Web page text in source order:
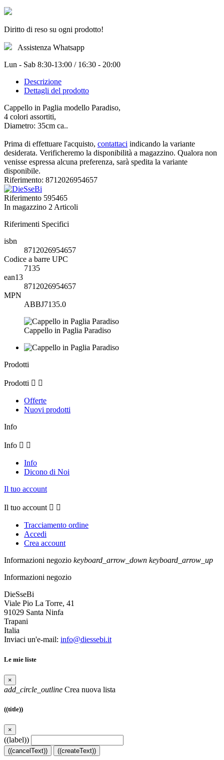
Diritto di reso su ogni prodotto!
Assistenza Whatsapp
Lun - Sab 8:30-13:00 / 16:30 - 20:00
Descrizione
Dettagli del prodotto
Cappello in Paglia modello Paradiso,
4 colori assortiti,
Diametro: 35cm ca..
Prima di effettuare l'acquisto, contattaci indicando la variante
desiderata. Verificheremo la disponibilità a magazzino. Qualora non
venisse espressa alcuna preferenza, sarà spedita la variante
disponibile.
Riferimento: 8712026954657
Riferimento 595465
In magazzino 2 Articoli
Riferimenti Specifici
isbn
8712026954657
Codice a barre UPC
7135
ean13
8712026954657
MPN
ABBJ7135.0
Cappello in Paglia Paradiso
Prodotti
Prodotti  
Offerte
Nuovi prodotti
Info
Info  
Info
Dicono di Noi
Il tuo account
Il tuo account  
Tracciamento ordine
Accedi
Crea account
Informazioni negozio keyboard_arrow_down keyboard_arrow_up
Informazioni negozio
DieSseBi
Viale Pio La Torre, 41
91029 Santa Ninfa
Trapani
Italia
Inviaci un'e-mail: info@diessebi.it
Le mie liste
×
add_circle_outline Crea nuova lista
((title))
×
((label))
((cancelText)) ((createText))